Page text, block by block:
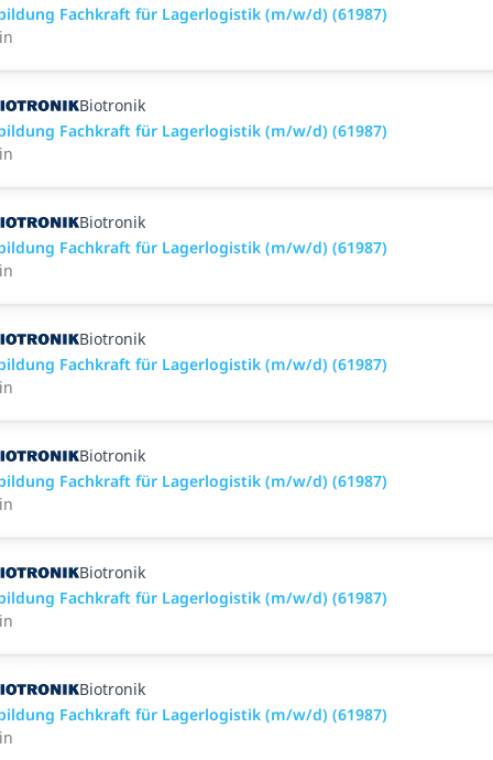
Fachkraft für Lagerlogistik (m/w/d) (61987)
Biotronik
Fachkraft für Lagerlogistik (m/w/d) (61987)
Biotronik
Fachkraft für Lagerlogistik (m/w/d) (61987)
Biotronik
Fachkraft für Lagerlogistik (m/w/d) (61987)
Biotronik
Fachkraft für Lagerlogistik (m/w/d) (61987)
Biotronik
Fachkraft für Lagerlogistik (m/w/d) (61987)
Biotronik
Fachkraft für Lagerlogistik (m/w/d) (61987)